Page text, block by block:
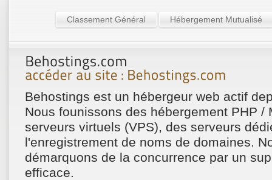
Classement Général Hébergement Mutualisé
Behostings est un hébergeur web actif
Nous founissons des hébergement PHP /
serveurs virtuels (VPS), des serveurs
l'enregistrement de noms de domaines.
démarquons de la concurrence par un
efficace.